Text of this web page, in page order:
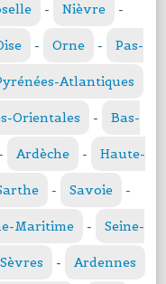
- Nièvre -
- Orne - Pas-
Atlantiques
Orientales - Bas-
- Ardèche - Haute-
- Savoie -
Maritime - Seine-
- Ardennes